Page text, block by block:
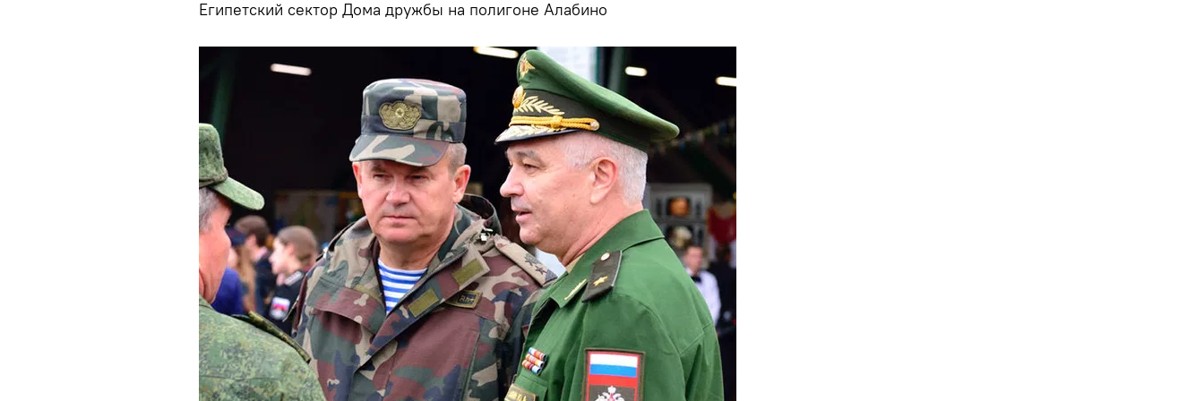
Египетский сектор Дома дружбы на полигоне Алабино